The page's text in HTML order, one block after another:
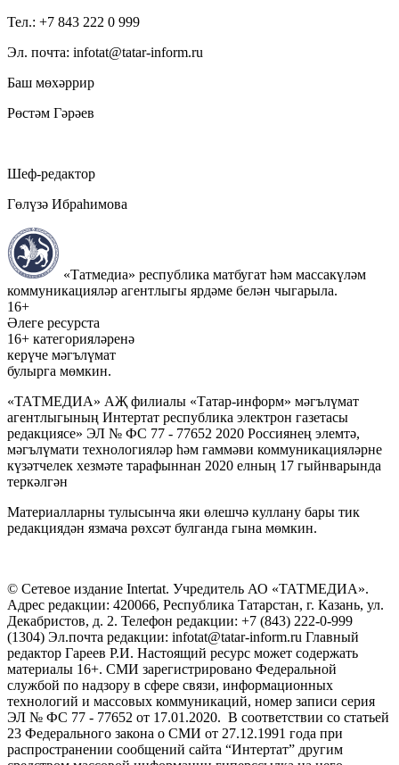
Тел.: +7 843 222 0 999
Эл. почта: infotat@tatar-inform.ru
Баш мөхәррир
Рөстәм Гәрәев
Шеф-редактор
Гөлүзә Ибраһимова
«Татмедиа» республика матбугат һәм массакүләм
коммуникацияләр агентлыгы ярдәме белән чыгарыла.
16+
Әлеге ресурста
16+ категорияләренә
керүче мәгълүмат
булырга мөмкин.
«ТАТМЕДИА» АҖ филиалы «Татар-информ» мәгълүмат
агентлыгының Интертат республика электрон газетасы
редакциясе» ЭЛ № ФС 77 - 77652 2020 Россиянең элемтә,
мәгълүмати технологияләр һәм гаммәви коммуникацияләрне
күзәтчелек хезмәте тарафыннан 2020 елның 17 гыйнварында
теркәлгән
Материалларны тулысынча яки өлешчә куллану бары тик
редакциядән язмача рөхсәт булганда гына мөмкин.
© Сетевое издание Intertat. Учредитель АО «ТАТМЕДИА».
Адрес редакции: 420066, Республика Татарстан, г. Казань, ул.
Декабристов, д. 2. Телефон редакции: +7 (843) 222-0-999
(1304) Эл.почта редакции: infotat@tatar-inform.ru Главный
редактор Гареев Р.И. Настоящий ресурс может содержать
материалы 16+. СМИ зарегистрировано Федеральной
службой по надзору в сфере связи, информационных
технологий и массовых коммуникаций, номер записи серия
ЭЛ № ФС 77 - 77652 от 17.01.2020. В соответствии со статьей
23 Федерального закона о СМИ от 27.12.1991 года при
распространении сообщений сайта “Интертат” другим